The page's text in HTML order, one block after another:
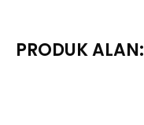
PRODUK ALAN: